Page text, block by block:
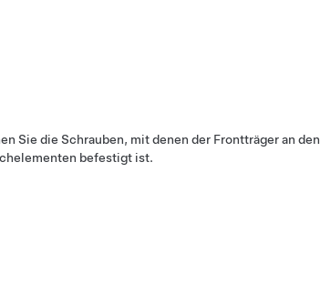
Sie die Schrauben, mit denen der Frontträger an den
befestigt ist.